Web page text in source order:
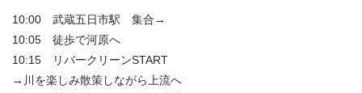
10:00 武蔵五日市駅 集合→
10:05 徒歩で河原へ
10:15 リバークリーンSTART
→川を楽しみ散策しながら上流へ